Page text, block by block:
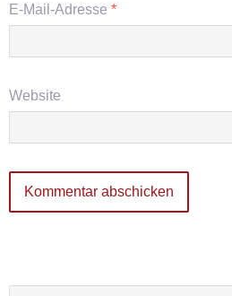
E-Mail-Adresse *
Website